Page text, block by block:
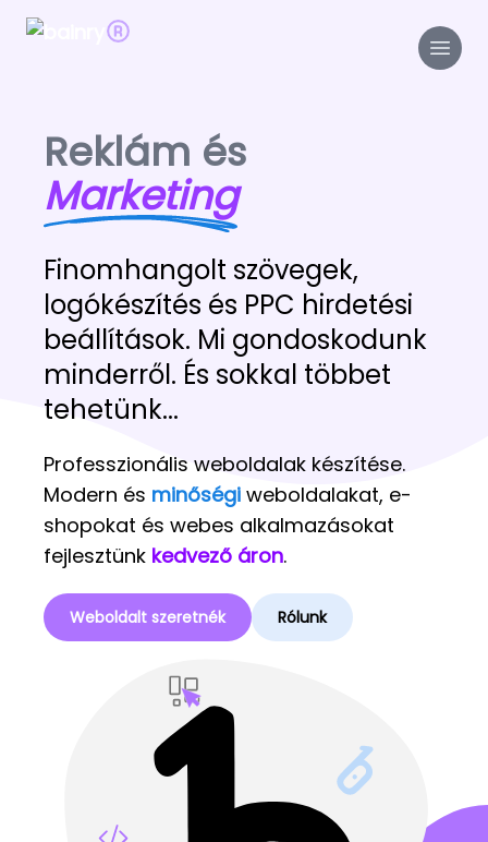
Reklám és
Marketing
Finomhangolt szövegek,
logókészítés és PPC hirdetési
beállítások. Mi gondoskodunk
minderről. És sokkal többet
tehetünk...
Professzionális weboldalak készítése.
Modern és minőségi weboldalakat, e-
shopokat és webes alkalmazásokat
fejlesztünk kedvező áron.
Weboldalt szeretnék Rólunk